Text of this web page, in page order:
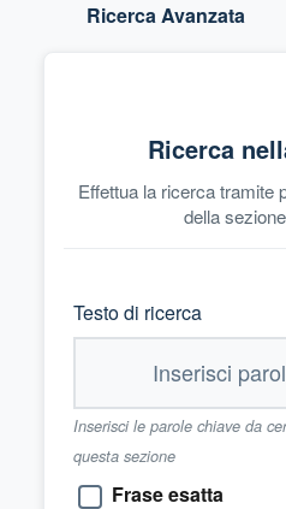
Ricerca Avanzata
Ricerca
Effettua la ricerca tramite
della
Testo di ricerca
Inserisci le parole chiave da
questa sezione
Frase esatta